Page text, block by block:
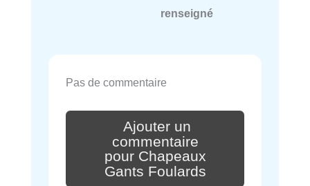
renseigné
Pas de commentaire
Ajouter un
commentaire
pour Chapeaux
Gants Foulards